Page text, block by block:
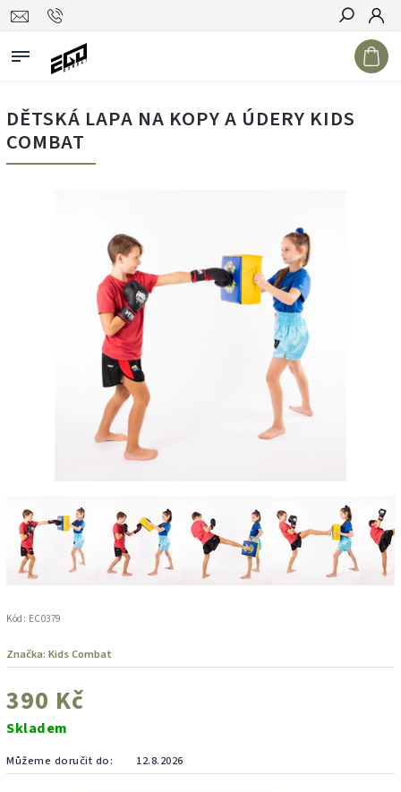
Hledat
DĚTSKÁ LAPA NA KOPY A ÚDERY KIDS
COMBAT
Kód: EC0379
Značka: Kids Combat
390 Kč
Skladem
Můžeme doručit do: 12.8.2026